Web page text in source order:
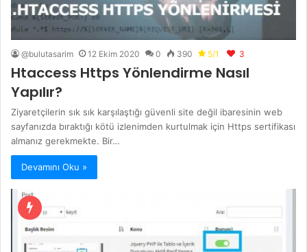
@bulutasarim 12 Ekim 2020 0 390 5/1 3
Htaccess Https Yönlendirme Nasıl
Yapılır?
Ziyaretçilerin sık sık karşılaştığı güvenli site değil ibaresinin web
sayfanızda bıraktığı kötü izlenimden kurtulmak için Https sertifikası
almanız gerekmekte. Bir…
Devamını Oku »